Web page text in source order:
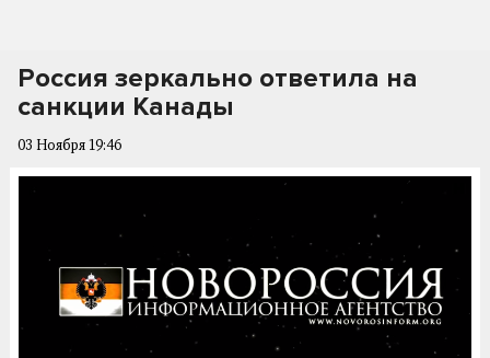
Россия зеркально ответила на
санкции Канады
03 Ноября 19:46